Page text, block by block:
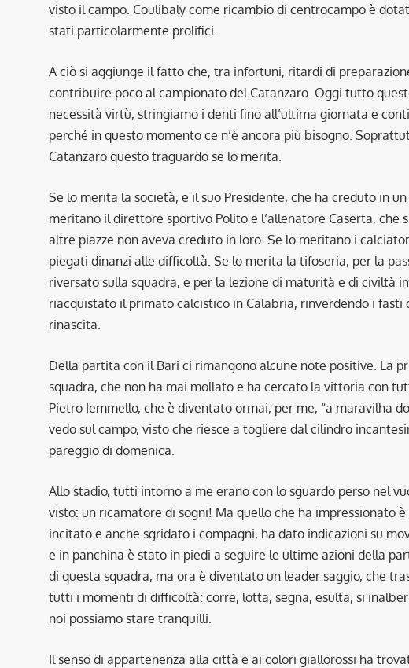
visto il campo. Coulibaly come ricambio di centrocampo è
stati particolarmente prolifici.
A ciò si aggiunge il fatto che, tra infortuni, ritardi di
contribuire poco al campionato del Catanzaro. Oggi tutto
necessità virtù, stringiamo i denti fino all’ultima giornata e
perché in questo momento ce n’è ancora più bisogno.
Catanzaro questo traguardo se lo merita.
Se lo merita la società, e il suo Presidente, che ha creduto in
meritano il direttore sportivo Polito e l’allenatore Caserta,
altre piazze non aveva creduto in loro. Se lo meritano i
piegati dinanzi alle difficoltà. Se lo merita la tifoseria, per la
riversato sulla squadra, e per la lezione di maturità e di civiltà
riacquistato il primato calcistico in Calabria, rinverdendo i fasti
rinascita.
Della partita con il Bari ci rimangono alcune note positive. La
squadra, che non ha mai mollato e ha cercato la vittoria con
Pietro Iemmello, che è diventato ormai, per me, “a maravilha
vedo sul campo, visto che riesce a togliere dal cilindro
pareggio di domenica.
Allo stadio, tutti intorno a me erano con lo sguardo perso nel
visto: un ricamatore di sogni! Ma quello che ha impressionato
incitato e anche sgridato i compagni, ha dato indicazioni su
e in panchina è stato in piedi a seguire le ultime azioni della
di questa squadra, ma ora è diventato un leader saggio, che
tutti i momenti di difficoltà: corre, lotta, segna, esulta, si
noi possiamo stare tranquilli.
Il senso di appartenenza alla città e ai colori giallorossi ha